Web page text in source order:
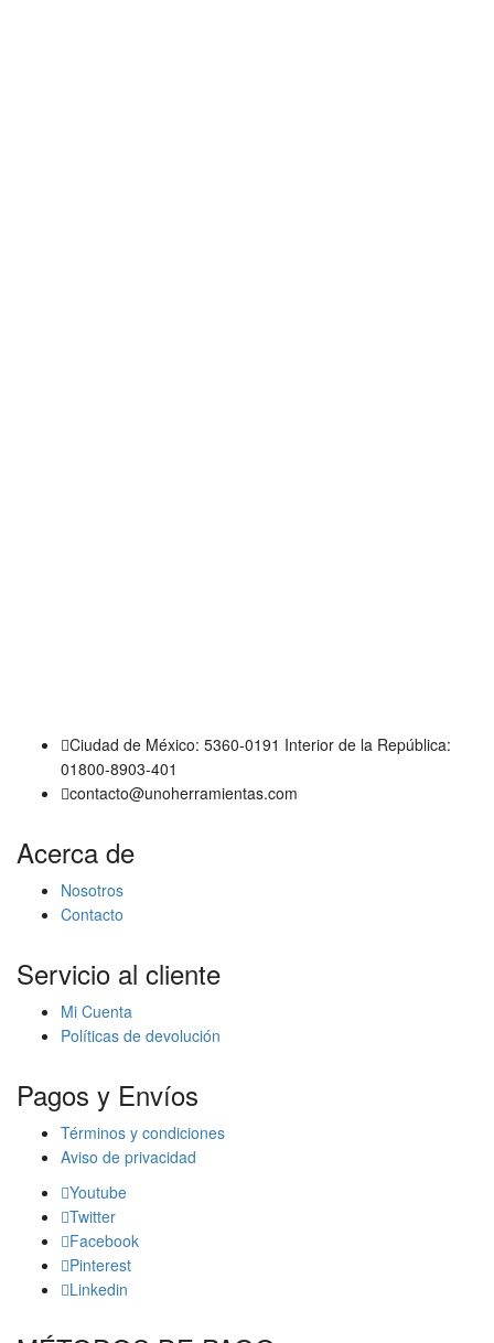
Ciudad de México: 5360-0191 Interior de la República:
01800-8903-401
contacto@unoherramientas.com
Acerca de
Nosotros
Contacto
Servicio al cliente
Mi Cuenta
Políticas de devolución
Pagos y Envíos
Términos y condiciones
Aviso de privacidad
Youtube
Twitter
Facebook
Pinterest
Linkedin